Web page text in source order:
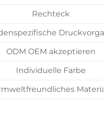
Rechteck
ODM OEM akzeptieren
Individuelle Farbe
Material